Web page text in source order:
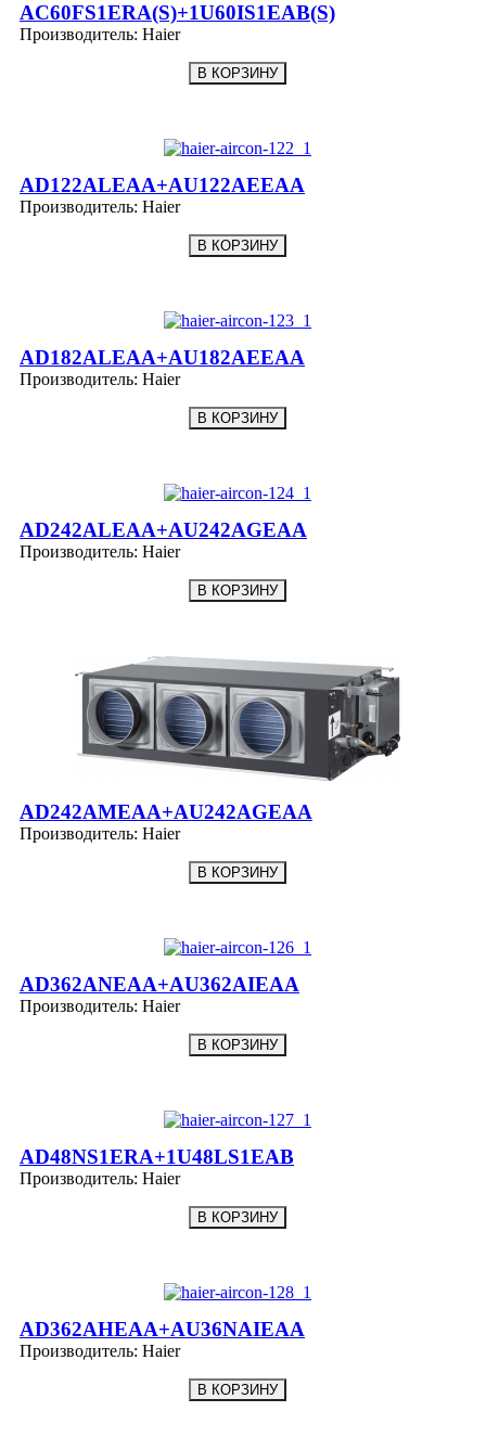
AC60FS1ERA(S)+1U60IS1EAB(S)
Производитель: Haier
AD122ALEAA+AU122AEEAA
Производитель: Haier
AD182ALEAA+AU182AEEAA
Производитель: Haier
AD242ALEAA+AU242AGEAA
Производитель: Haier
AD242AMEAA+AU242AGEAA
Производитель: Haier
AD362ANEAA+AU362AIEAA
Производитель: Haier
AD48NS1ERA+1U48LS1EAB
Производитель: Haier
AD362AHEAA+AU36NAIEAA
Производитель: Haier